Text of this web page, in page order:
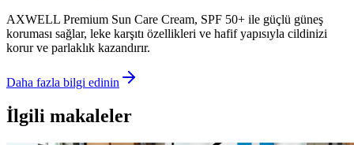
AXWELL Premium Sun Care Cream, SPF 50+ ile güçlü güneş
koruması sağlar, leke karşıtı özellikleri ve hafif yapısıyla cildinizi
korur ve parlaklık kazandırır.
Daha fazla bilgi edinin
İlgili makaleler